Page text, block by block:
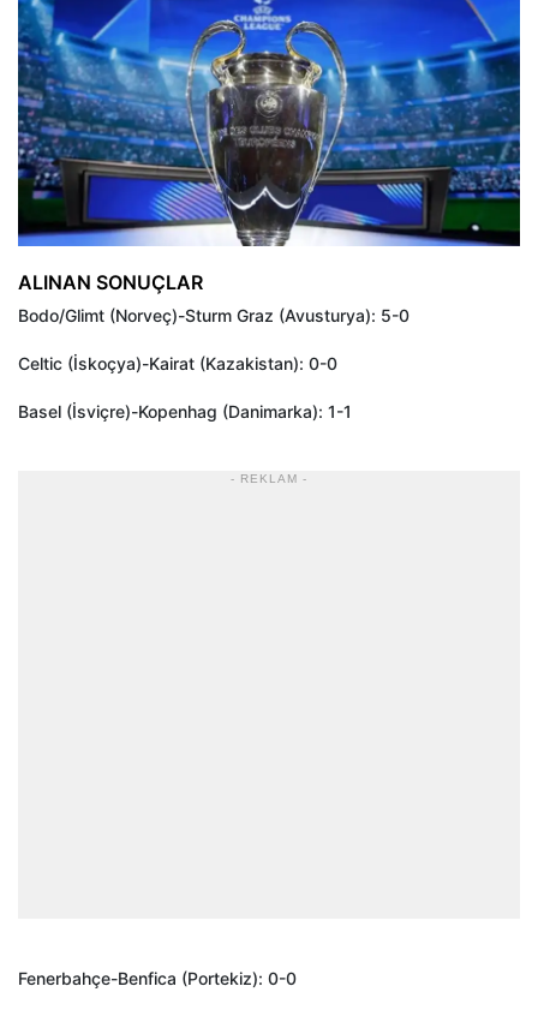
ALINAN SONUÇLAR
Bodo/Glimt (Norveç)-Sturm Graz (Avusturya): 5-0
Celtic (İskoçya)-Kairat (Kazakistan): 0-0
Basel (İsviçre)-Kopenhag (Danimarka): 1-1
- REKLAM -
Fenerbahçe-Benfica (Portekiz): 0-0